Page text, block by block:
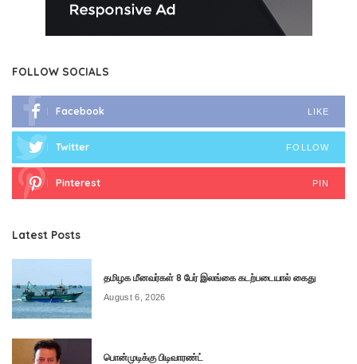
FOLLOW SOCIALS
Facebook LIKE
Twitter FOLLOW
Pinterest PIN
Latest Posts
தமிழக மீனவர்கள் 8 பேர் இலங்கை கடற்படையால் கைது
August 6, 2026
பொன்முடிக்கு பிடிவாரண்ட்